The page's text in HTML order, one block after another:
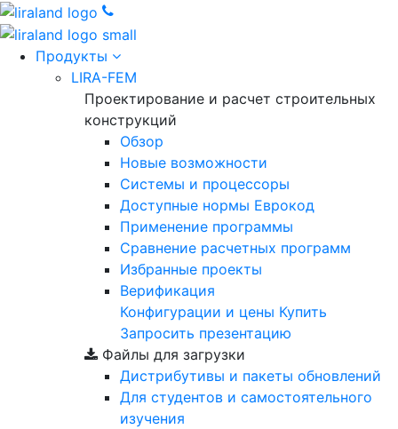
Продукты
LIRA-FEM
Проектирование и расчет строительных
конструкций
Обзор
Новые возможности
Cистемы и процессоры
Доступные нормы Еврокод
Применение программы
Сравнение расчетных программ
Избранные проекты
Верификация
Конфигурации и цены Купить
Запросить презентацию
Файлы для загрузки
Дистрибутивы и пакеты обновлений
Для студентов и самостоятельного
изучения